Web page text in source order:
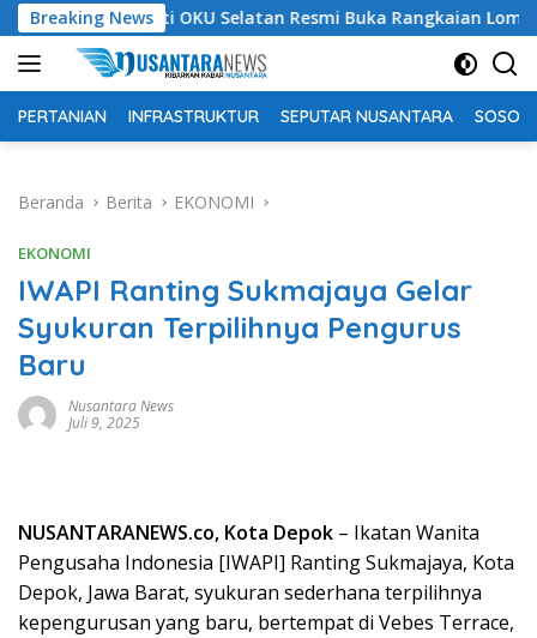
Langsung
ke
konten
Breaking News
Bupati OKU Selatan Resmi Buka Rangkaian Lomba
PERTANIAN INFRASTRUKTUR SEPUTAR NUSANTARA SOSOK
Beranda Berita EKONOMI
EKONOMI
IWAPI Ranting Sukmajaya Gelar
Syukuran Terpilihnya Pengurus
Baru
Nusantara News
Juli 9, 2025
NUSANTARANEWS.co, Kota Depok – Ikatan Wanita
Pengusaha Indonesia [IWAPI] Ranting Sukmajaya, Kota
Depok, Jawa Barat, syukuran sederhana terpilihnya
kepengurusan yang baru, bertempat di Vebes Terrace,